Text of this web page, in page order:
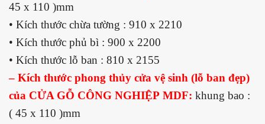
45 x 110 )mm
• Kích thước chừa tường : 910 x 2210
• Kích thước phủ bì : 900 x 2200
• Kích thước lỗ ban : 810 x 2155
– Kích thước phong thủy cửa vệ sinh (lỗ ban đẹp)
của CỬA GỖ CÔNG NGHIỆP MDF: khung bao :
( 45 x 110 )mm